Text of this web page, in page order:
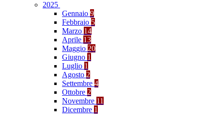
2025
Gennaio 9
Febbraio 5
Marzo 14
Aprile 13
Maggio 20
Giugno 1
Luglio 1
Agosto 2
Settembre 4
Ottobre 2
Novembre 11
Dicembre 1